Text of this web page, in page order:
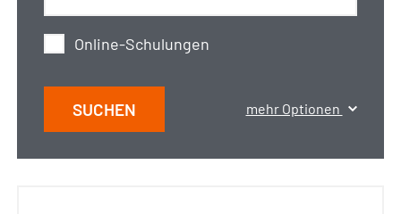
Online-Schulungen
SUCHEN mehr Optionen